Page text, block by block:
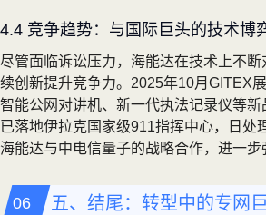
4.4 竞争趋势：与国际巨头的技术博
尽管面临诉讼压力，海能达在技术上不
续创新提升竞争力。2025年10月GITEX
智能公网对讲机、新一代执法记录仪等
已落地伊拉克国家级911指挥中心，日处
海能达与中电信量子的战略合作，进一步
五、结尾：转型中的专网